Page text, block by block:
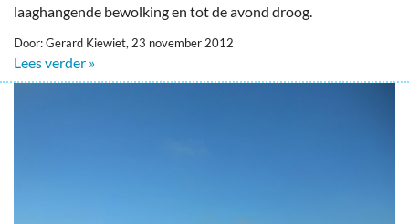
laaghangende bewolking en tot de avond droog.
Door: Gerard Kiewiet, 23 november 2012
Lees verder »